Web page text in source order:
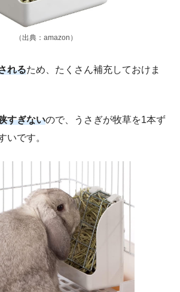
（出典：amazon）
れるため、たくさん補充しておけま
すぎないので、うさぎが牧草を1本ず
いです。